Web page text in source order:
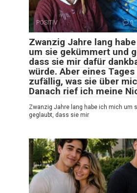
POSITIV 0
Zwanzig Jahre lang
um sie gekümmert und
dass sie mir dafür
würde. Aber eines
zufällig, was sie über
Danach rief ich meine
Zwanzig Jahre lang habe ich mich um
geglaubt, dass sie mir